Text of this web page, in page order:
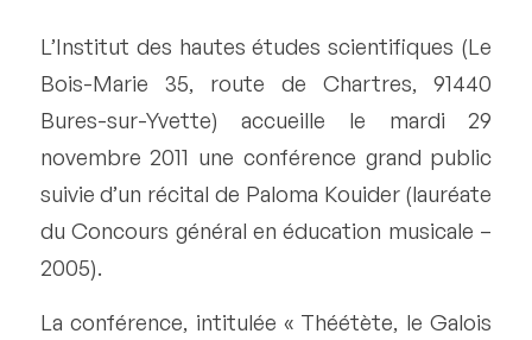
L’Institut des hautes études scientifiques (Le
Bois-Marie 35, route de Chartres, 91440
Bures-sur-Yvette) accueille le mardi 29
novembre 2011 une conférence grand public
suivie d’un récital de Paloma Kouider (lauréate
du Concours général en éducation musicale –
2005).
La conférence, intitulée « Théétète, le Galois